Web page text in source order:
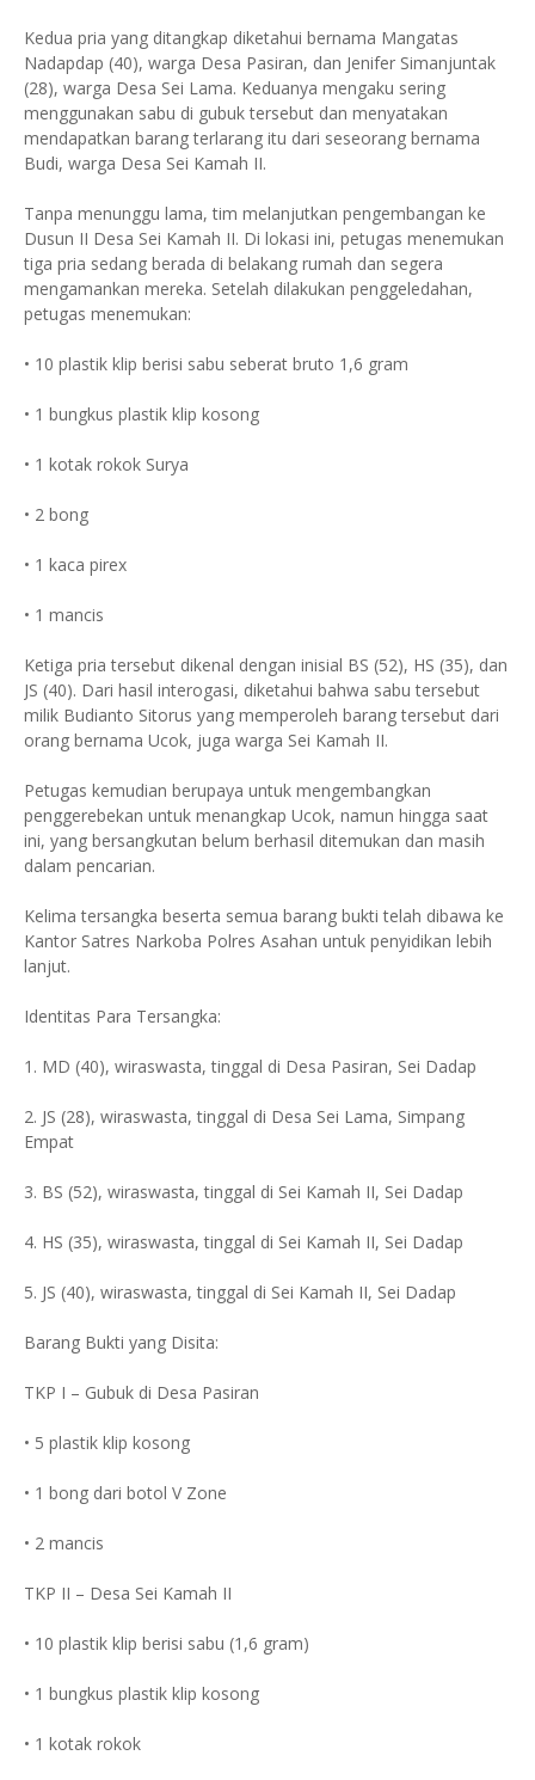
Kedua pria yang ditangkap diketahui bernama Mangatas
Nadapdap (40), warga Desa Pasiran, dan Jenifer Simanjuntak
(28), warga Desa Sei Lama. Keduanya mengaku sering
menggunakan sabu di gubuk tersebut dan menyatakan
mendapatkan barang terlarang itu dari seseorang bernama
Budi, warga Desa Sei Kamah II.
Tanpa menunggu lama, tim melanjutkan pengembangan ke
Dusun II Desa Sei Kamah II. Di lokasi ini, petugas menemukan
tiga pria sedang berada di belakang rumah dan segera
mengamankan mereka. Setelah dilakukan penggeledahan,
petugas menemukan:
• 10 plastik klip berisi sabu seberat bruto 1,6 gram
• 1 bungkus plastik klip kosong
• 1 kotak rokok Surya
• 2 bong
• 1 kaca pirex
• 1 mancis
Ketiga pria tersebut dikenal dengan inisial BS (52), HS (35), dan
JS (40). Dari hasil interogasi, diketahui bahwa sabu tersebut
milik Budianto Sitorus yang memperoleh barang tersebut dari
orang bernama Ucok, juga warga Sei Kamah II.
Petugas kemudian berupaya untuk mengembangkan
penggerebekan untuk menangkap Ucok, namun hingga saat
ini, yang bersangkutan belum berhasil ditemukan dan masih
dalam pencarian.
Kelima tersangka beserta semua barang bukti telah dibawa ke
Kantor Satres Narkoba Polres Asahan untuk penyidikan lebih
lanjut.
Identitas Para Tersangka:
1. MD (40), wiraswasta, tinggal di Desa Pasiran, Sei Dadap
2. JS (28), wiraswasta, tinggal di Desa Sei Lama, Simpang
Empat
3. BS (52), wiraswasta, tinggal di Sei Kamah II, Sei Dadap
4. HS (35), wiraswasta, tinggal di Sei Kamah II, Sei Dadap
5. JS (40), wiraswasta, tinggal di Sei Kamah II, Sei Dadap
Barang Bukti yang Disita:
TKP I – Gubuk di Desa Pasiran
• 5 plastik klip kosong
• 1 bong dari botol V Zone
• 2 mancis
TKP II – Desa Sei Kamah II
• 10 plastik klip berisi sabu (1,6 gram)
• 1 bungkus plastik klip kosong
• 1 kotak rokok